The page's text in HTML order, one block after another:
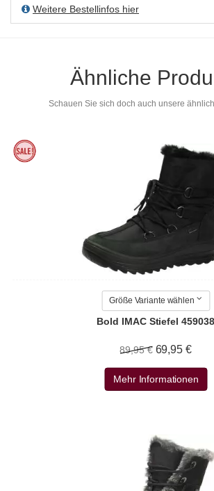
Weitere Bestellinfos hier
Ähnliche
Schauen Sie sich doch auch unsere
Größe Variante wählen
Bold IMAC Stiefel 459038
89,95 € 69,95 €
Mehr Informationen